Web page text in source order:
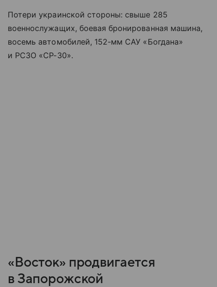
Потери украинской стороны: свыше 285
военнослужащих, боевая бронированная машина,
восемь автомобилей, 152-мм САУ «Богдана»
и РСЗО «СР-30».
«Восток» продвигается
в Запорожской